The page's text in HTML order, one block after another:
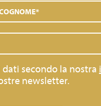
secondo la nostra
newsletter.